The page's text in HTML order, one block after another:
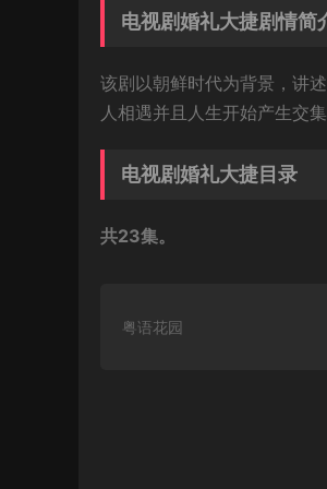
电视剧婚礼大捷剧情简
该剧以朝鲜时代为背景，讲
人相遇并且人生开始产生交
电视剧婚礼大捷目录
共23集。
粤语花园